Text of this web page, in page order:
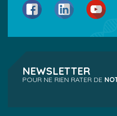
FacebookLinkedIn YouTube
NEWSLETTER
POUR NE RIEN RATER DE